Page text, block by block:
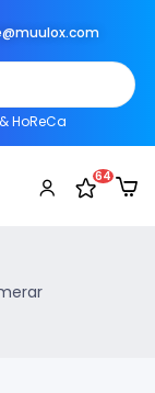
HoReCa
64